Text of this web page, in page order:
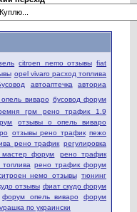
citroen nemo отзывы fiat
opel vivaro расход топлива
автоаптечка авториа
виваро бусовод форум
грм рено трафик 1.9
отзывы о опель виваро
отзывы рено трафик пежо
рено трафик регулировка
мастер форум
рено трафик
рено трафик форум
немо отзывы тюнинг
отзывы фиат скудо форум
форум опель виваро
форум
по украински